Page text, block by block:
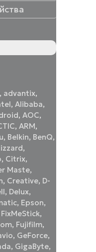
, advantix,
,Alibaba,
,AOC,
,ARM,
, Belkin, BenQ,
,
, Citrix,
Maste,
, Creative, D-
, Delux,
, Epson,
FixMeStick,
, Fujifilm,
, GeForce,
, GigaByte,